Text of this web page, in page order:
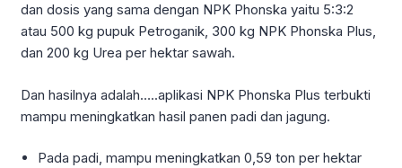
dan dosis yang sama dengan NPK Phonska yaitu 5:3:2
atau 500 kg pupuk Petroganik, 300 kg NPK Phonska Plus,
dan 200 kg Urea per hektar sawah.
Dan hasilnya adalah…..aplikasi NPK Phonska Plus terbukti
mampu meningkatkan hasil panen padi dan jagung.
Pada padi, mampu meningkatkan 0,59 ton per hektar